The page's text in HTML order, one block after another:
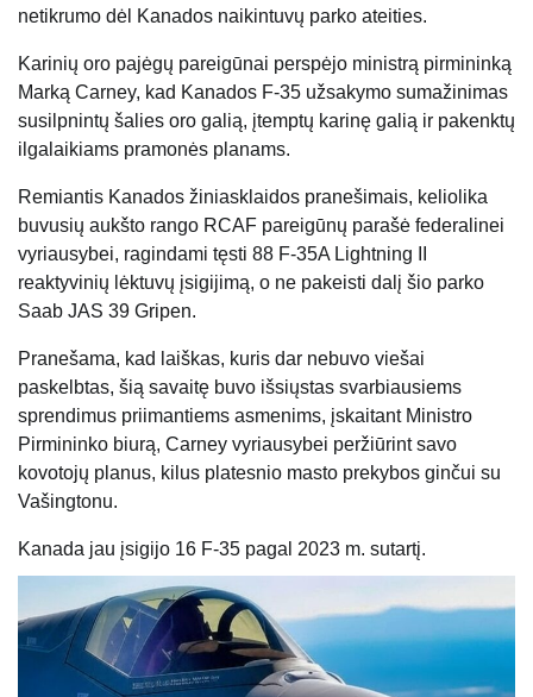
netikrumo dėl Kanados naikintuvų parko ateities.
Karinių oro pajėgų pareigūnai perspėjo ministrą pirmininką
Marką Carney, kad Kanados F-35 užsakymo sumažinimas
susilpnintų šalies oro galią, įtemptų karinę galią ir pakenktų
ilgalaikiams pramonės planams.
Remiantis Kanados žiniasklaidos pranešimais, keliolika
buvusių aukšto rango RCAF pareigūnų parašė federalinei
vyriausybei, ragindami tęsti 88 F-35A Lightning II
reaktyvinių lėktuvų įsigijimą, o ne pakeisti dalį šio parko
Saab JAS 39 Gripen.
Pranešama, kad laiškas, kuris dar nebuvo viešai
paskelbtas, šią savaitę buvo išsiųstas svarbiausiems
sprendimus priimantiems asmenims, įskaitant Ministro
Pirmininko biurą, Carney vyriausybei peržiūrint savo
kovotojų planus, kilus platesnio masto prekybos ginčui su
Vašingtonu.
Kanada jau įsigijo 16 F-35 pagal 2023 m. sutartį.